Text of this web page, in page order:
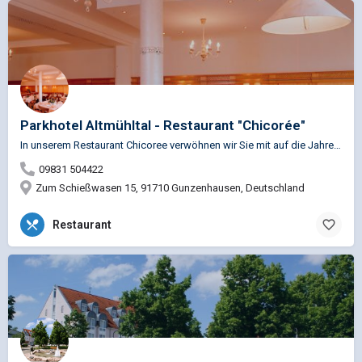
Parkhotel Altmühltal - Restaurant "Chicorée"
In unserem Restaurant Chicoree verwöhnen wir Sie mit auf die Jahreszeit abgestimmten fränkischen…
09831 504422
Zum Schießwasen 15, 91710 Gunzenhausen, Deutschland
Restaurant